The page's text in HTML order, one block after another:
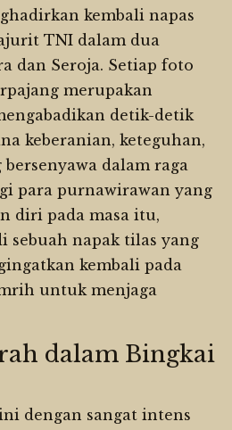
kembali napas
TNI dalam dua
dan Seroja. Setiap foto
merupakan
detik-detik
keberanian, keteguhan,
dalam raga
para purnawirawan yang
diri pada masa itu,
sebuah napak tilas yang
kembali pada
untuk menjaga
dalam Bingkai
dengan sangat intens